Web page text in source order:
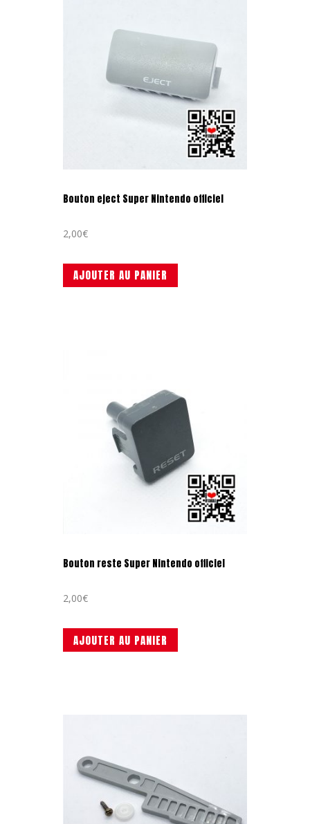
Bouton eject Super Nintendo officiel
2,00€
AJOUTER AU PANIER
Bouton reste Super Nintendo officiel
2,00€
AJOUTER AU PANIER